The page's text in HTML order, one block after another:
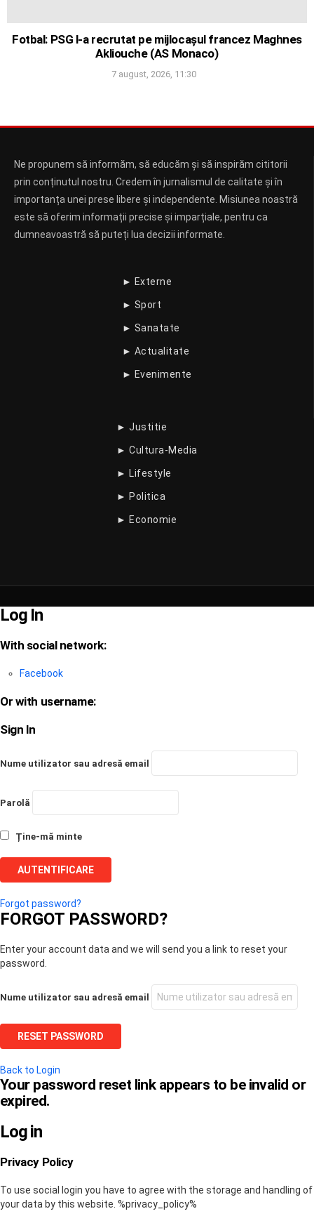
Fotbal: PSG l-a recrutat pe mijlocașul francez Maghnes
Akliouche (AS Monaco)
7 august, 2026, 11:30
Ne propunem să informăm, să educăm și să inspirăm cititorii
prin conținutul nostru. Credem în jurnalismul de calitate și în
importanța unei prese libere și independente. Misiunea noastră
este să oferim informații precise și imparțiale, pentru ca
dumneavoastră să puteți lua decizii informate.
► Externe
► Sport
► Sanatate
► Actualitate
► Evenimente
► Justitie
► Cultura-Media
► Lifestyle
► Politica
► Economie
Log In
With social network:
Facebook
Or with username:
Sign In
Nume utilizator sau adresă email
Parolă
Ține-mă minte
Forgot password?
FORGOT PASSWORD?
Enter your account data and we will send you a link to reset your
password.
Nume utilizator sau adresă email
Back to Login
Your password reset link appears to be invalid or
expired.
Log in
Privacy Policy
To use social login you have to agree with the storage and handling of
your data by this website. %privacy_policy%